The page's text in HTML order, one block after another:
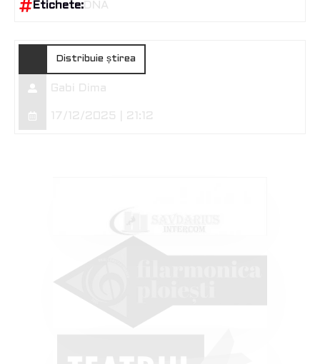
Etichete: DNA
Distribuie știrea
Gabi Dima
17/12/2025 | 21:12